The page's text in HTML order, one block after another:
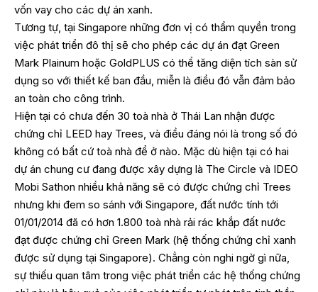
vốn vay cho các dự án xanh.
Tương tự, tại Singapore những đơn vị có thẩm quyền trong
việc phát triển đô thị sẽ cho phép các dự án đạt Green
Mark Plainum hoặc GoldPLUS có thể tăng diện tích sàn sử
dụng so với thiết kế ban đầu, miễn là điều đó vẫn đảm bảo
an toàn cho công trình.
Hiện tại có chưa đến 30 toà nhà ở Thái Lan nhận được
chứng chỉ LEED hay Trees, và điều đáng nói là trong số đó
không có bất cứ toà nhà để ở nào. Mặc dù hiện tại có hai
dự án chung cư đang được xây dựng là The Circle và IDEO
Mobi Sathon nhiều khả năng sẽ có được chứng chỉ Trees
nhưng khi đem so sánh với Singapore, đất nước tính tới
01/01/2014 đã có hơn 1.800 toà nhà rải rác khắp đất nước
đạt được chứng chỉ Green Mark (hệ thống chứng chỉ xanh
được sử dụng tại Singapore). Chẳng còn nghi ngờ gì nữa,
sự thiếu quan tâm trong việc phát triển các hệ thống chứng